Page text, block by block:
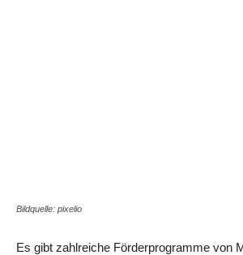
Bildquelle: pixelio
Es gibt zahlreiche Förderprogramme von